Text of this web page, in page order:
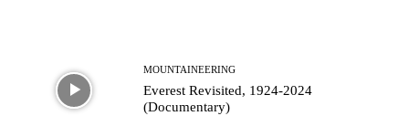
MOUNTAINEERING
Everest Revisited, 1924-2024
(Documentary)